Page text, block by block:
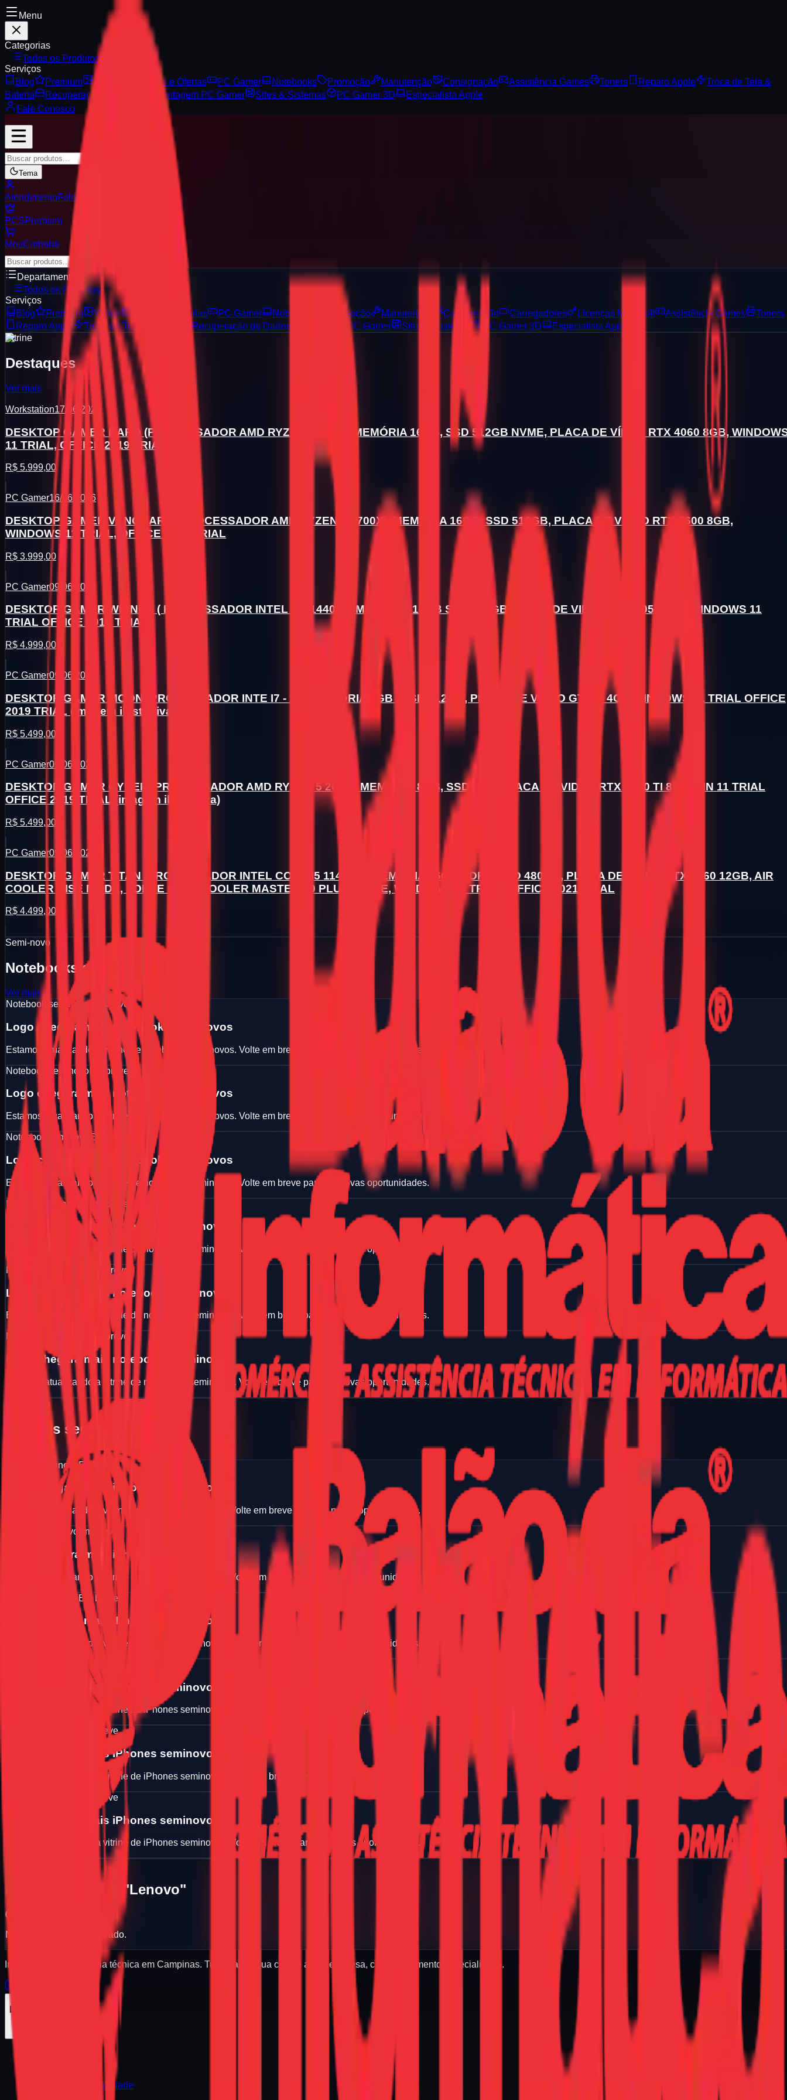
Menu
Categorias
Todos os Produtos
Serviços
Blog
Premium Vitrine Serviços e Ofertas PC Gamer Notebooks Promoção Manutenção Consignação Assistência Games Toners Reparo Apple
Troca de Tela &
Bateria
Recuperação de Dados Montagem PC Gamer Sites & Sistemas PC Gamer 3D
Especialista Apple
Fale Conosco
Tema
AtendimentoFale Conosco
PCSPremium
MeuCarrinho
Departamentos
Todos os Produtos
Serviços
Blog
Premium Vitrine Serviços e Ofertas PC Gamer Notebooks Promoção Manutenção Consignação Carregadores Licenças Microsoft Assistência Games
Toners
Reparo Apple
Troca de Tela & Bateria Recuperação de Dados Montagem PC Gamer Sites & Sistemas PC Gamer 3D
Especialista Apple
Vitrine
Destaques
Ver mais
Workstation17/06/2026
DESKTOP GAMER HARD (PROCESSADOR AMD RYZEN 7 5700), MEMÓRIA 16GB, SSD 512GB NVME, PLACA DE VÍDEO RTX 4060 8GB,
11 TRIAL, OFFICE 2019 TRIAL
R$ 5.999,00
PC Gamer16/06/2026
DESKTOP GAMER VANGUARD (PROCESSADOR AMD RYZEN 7 5700X), MEMÓRIA 16GB, SSD 512GB, PLACA DE VÍDEO RTX 7600 8GB,
WINDOWS 11 TRIAL, OFFICE 2019 TRIAL
R$ 3.999,00
PC Gamer09/06/2026
DESKTOP GAMER WINNER ( PROCESSADOR INTEL I5 - 14400F) MEMORIA 16GB SSD 480GB PLACA DE VIDEO RTX 3050 8GB WINDOWS 11
TRIAL OFFICE 2019 TRIAL
R$ 4.999,00
PC Gamer09/06/2026
DESKTOP GAMER MOON (PROCESSADOR INTE I7 - 10º) MEMORIA 8GB , SSD 512GB, PLACA DE VIDEO GT730 4GB WINDOWS 11 TRIAL OFFICE
2019 TRIAL (imagem ilustrativa)
R$ 5.499,00
PC Gamer09/06/2026
DESKTOP GAMER CYBER (PROCESSADOR AMD RYZEN 5 2600), MEMORIA 8GB, SSD 1TB, PLACA DE VIDEO RTX 5060 TI 8GB WIN 11 TRIAL
OFFICE 2019 TRIAL (imagem ilustrativa)
R$ 5.499,00
PC Gamer09/06/2026
DESKTOP GAMER TITAN (PROCESSADOR INTEL CORE I5 11400F), MEMÓRIA 16GB DDR4, SSD 480GB, PLACA DE VÍDEO RTX 3060 12GB, AIR
COOLER RISE MODE, FONTE 650W COOLER MASTER 80 PLUS WHITE, WINDOWS 11 TRIAL, OFFICE 2021 TRIAL
R$ 4.499,00
Semi-novo
Notebooks seminovos
Ver mais
Notebook seminovoEm breve
Logo chegara mais notebooks seminovos
Estamos atualizando a vitrine de notebooks seminovos. Volte em breve para ver novas oportunidades.
Notebook seminovo Em breve
Logo chegara mais notebooks seminovos
Estamos atualizando a vitrine de notebooks seminovos. Volte em breve para ver novas oportunidades.
Notebook seminovo Em breve
Logo chegara mais notebooks seminovos
Estamos atualizando a vitrine de notebooks seminovos. Volte em breve para ver novas oportunidades.
Notebook seminovo Em breve
Logo chegara mais notebooks seminovos
Estamos atualizando a vitrine de notebooks seminovos. Volte em breve para ver novas oportunidades.
Notebook seminovo Em breve
Logo chegara mais notebooks seminovos
Estamos atualizando a vitrine de notebooks seminovos. Volte em breve para ver novas oportunidades.
Notebook seminovo Em breve
Logo chegara mais notebooks seminovos
Estamos atualizando a vitrine de notebooks seminovos. Volte em breve para ver novas oportunidades.
Semi-novo
iPhones seminovos
iPhone seminovoEm breve
Logo chegara mais iPhones seminovos
Estamos atualizando a vitrine de iPhones seminovos. Volte em breve para ver novas oportunidades.
iPhone seminovo Em breve
Logo chegara mais iPhones seminovos
Estamos atualizando a vitrine de iPhones seminovos. Volte em breve para ver novas oportunidades.
iPhone seminovoEm breve
Logo chegara mais iPhones seminovos
Estamos atualizando a vitrine de iPhones seminovos. Volte em breve para ver novas oportunidades.
Logo chegara mais iPhones seminovos
Estamos atualizando a vitrine de iPhones seminovos. Volte em breve para ver novas oportunidades.
Em breve
Logo chegara mais iPhones seminovos
Estamos atualizando a vitrine de iPhones seminovos. Volte em breve para ver novas oportunidades.
Em breve
Logo chegara mais iPhones seminovos
Estamos atualizando a vitrine de iPhones seminovos. Volte em breve para ver novas oportunidades.
Resultados para: "Lenovo"
0
Nenhum produto encontrado.
Informática e assistência técnica em Campinas. Tudo para a sua casa e a sua empresa, com atendimento especializado.
Institucional
Segurança e Privacidade